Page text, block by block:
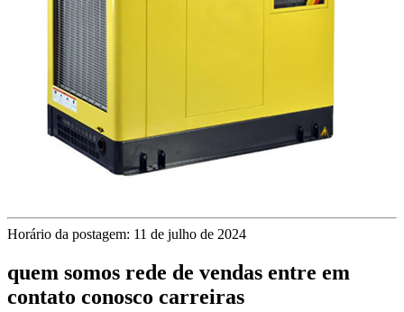
Horário da postagem: 11 de julho de 2024
quem somos rede de vendas entre em
contato conosco carreiras